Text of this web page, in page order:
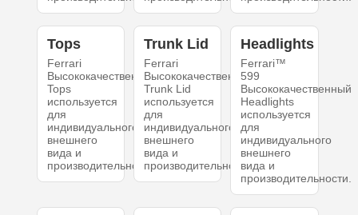
Tops
Ferrari
Высококачественный
Tops
используется
для
индивидуального
внешнего
вида и
производительности.
Trunk Lid
Ferrari
Высококачественный
Trunk Lid
используется
для
индивидуального
внешнего
вида и
производительности.
Headlights
Ferrari™
599
Высококачественный
Headlights
используется
для
индивидуального
внешнего
вида и
производительности.